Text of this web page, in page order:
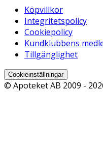
Köpvillkor
Integritetspolicy
Cookiepolicy
Kundklubbens
Tillgänglighet
Cookieinställningar
© Apoteket AB 2009 -